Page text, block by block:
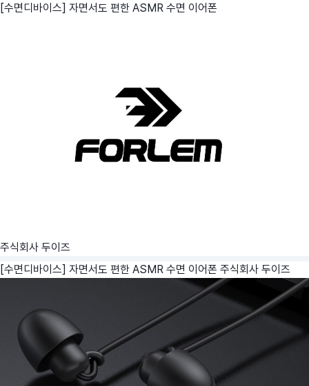
[수면디바이스] 자면서도 편한 ASMR 수면 이어폰
주식회사 두이즈
[수면디바이스] 자면서도 편한 ASMR 수면 이어폰 주식회사 두이즈